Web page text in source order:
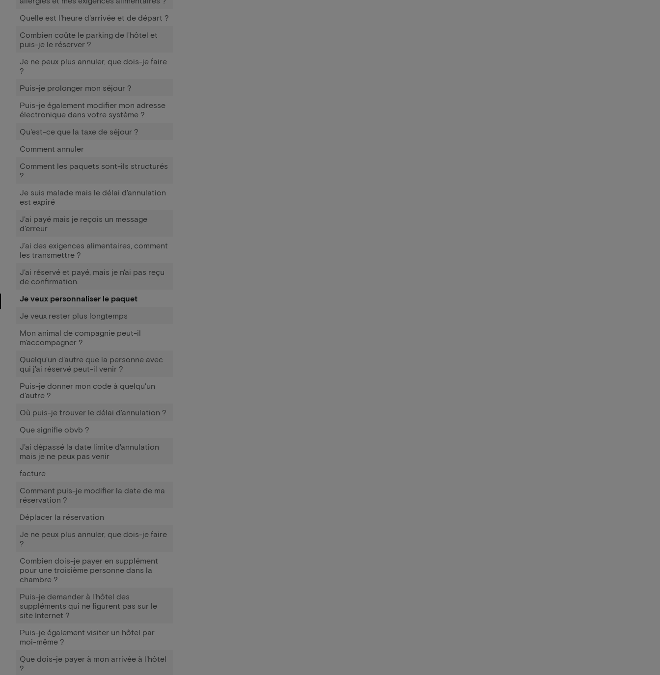
Quelle est l'heure d'arrivée et de départ ?
Combien coûte le parking de l'hôtel et
puis-je le réserver ?
Je ne peux plus annuler, que dois-je faire
?
Puis-je prolonger mon séjour ?
Puis-je également modifier mon adresse
électronique dans votre système ?
Qu'est-ce que la taxe de séjour ?
Comment annuler
Comment les paquets sont-ils structurés
?
Je suis malade mais le délai d'annulation
est expiré
J'ai payé mais je reçois un message
d'erreur
J'ai des exigences alimentaires, comment
les transmettre ?
J'ai réservé et payé, mais je n'ai pas reçu
de confirmation.
Je veux personnaliser le paquet
Je veux rester plus longtemps
Mon animal de compagnie peut-il
m'accompagner ?
Quelqu'un d'autre que la personne avec
qui j'ai réservé peut-il venir ?
Puis-je donner mon code à quelqu'un
d'autre ?
Où puis-je trouver le délai d'annulation ?
Que signifie obvb ?
J'ai dépassé la date limite d'annulation
mais je ne peux pas venir
facture
Comment puis-je modifier la date de ma
réservation ?
Déplacer la réservation
Je ne peux plus annuler, que dois-je faire
?
Combien dois-je payer en supplément
pour une troisième personne dans la
chambre ?
Puis-je demander à l'hôtel des
suppléments qui ne figurent pas sur le
site Internet ?
Puis-je également visiter un hôtel par
moi-même ?
Que dois-je payer à mon arrivée à l'hôtel
?